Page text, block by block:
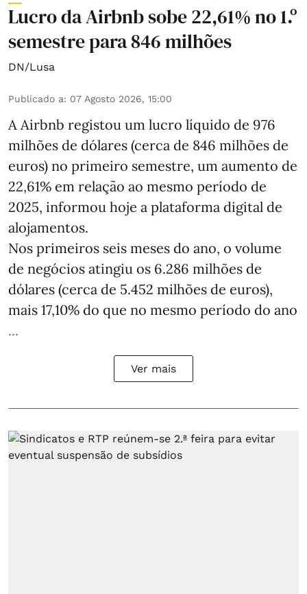
Lucro da Airbnb sobe 22,61% no 1.º
semestre para 846 milhões
DN/Lusa
Publicado a: 07 Agosto 2026, 15:00
A Airbnb registou um lucro líquido de 976
milhões de dólares (cerca de 846 milhões de
euros) no primeiro semestre, um aumento de
22,61% em relação ao mesmo período de
2025, informou hoje a plataforma digital de
alojamentos.
Nos primeiros seis meses do ano, o volume
de negócios atingiu os 6.286 milhões de
dólares (cerca de 5.452 milhões de euros),
mais 17,10% do que no mesmo período do ano
...
Ver mais